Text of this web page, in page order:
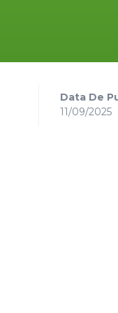
Data De
11/09/2025